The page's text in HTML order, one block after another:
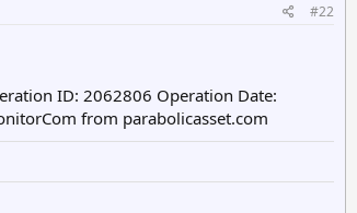
#22
ID: 2062806 Operation Date:
from parabolicasset.com